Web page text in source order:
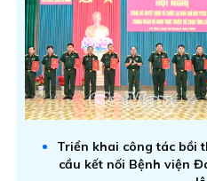
Triển khai công tác bồi
cầu kết nối Bệnh viện